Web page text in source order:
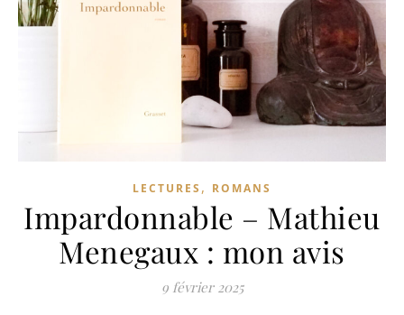
LECTURES , ROMANS
Impardonnable – Mathieu
Menegaux : mon avis
9 février 2025